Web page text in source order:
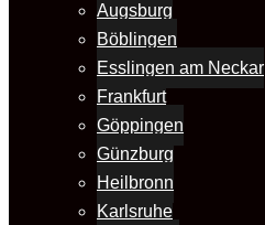
Augsburg
Böblingen
Esslingen am Neckar
Frankfurt
Göppingen
Günzburg
Heilbronn
Karlsruhe